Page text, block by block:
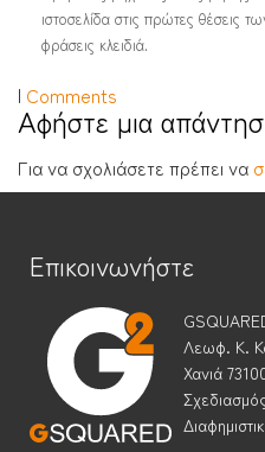
ιστοσελίδα στις πρώτες θέσεις
φράσεις κλειδιά.
| Comments
Αφήστε μια
Για να σχολιάσετε πρέπει να
Επικοινωνήστε
Λεωφ. Κ.
Χανιά